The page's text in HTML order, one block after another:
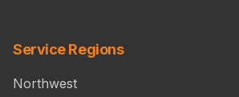
Service Regions
Northwest